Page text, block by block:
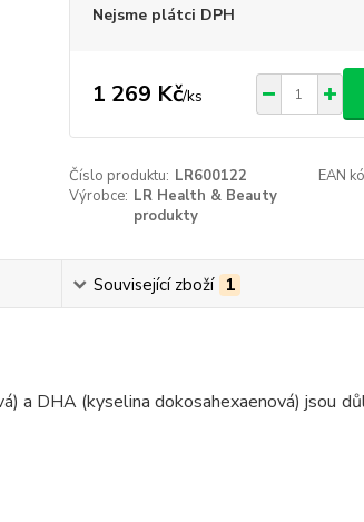
Nejsme plátci DPH
1 269 Kč/ks
Číslo produktu: LR600122 EAN
Výrobce: LR Health & Beauty
produkty
Související zboží 1
a DHA (kyselina dokosahexaenová) jsou